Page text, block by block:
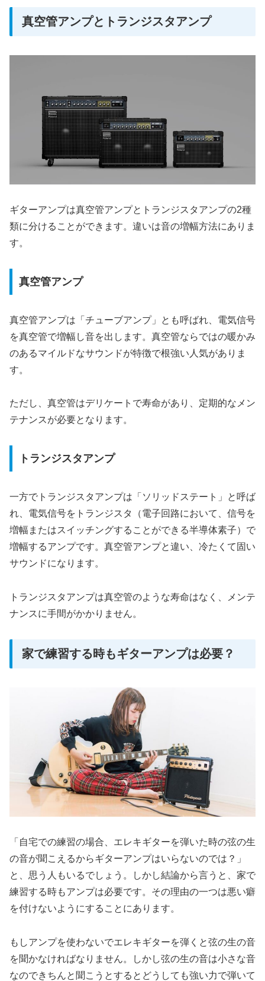
真空管アンプとトランジスタアンプ
ギターアンプは真空管アンプとトランジスタアンプの2種
類に分けることができます。違いは音の増幅方法にありま
す。
真空管アンプ
真空管アンプは「チューブアンプ」とも呼ばれ、電気信号
を真空管で増幅し音を出します。真空管ならではの暖かみ
のあるマイルドなサウンドが特徴で根強い人気がありま
す。
ただし、真空管はデリケートで寿命があり、定期的なメン
テナンスが必要となります。
トランジスタアンプ
一方でトランジスタアンプは「ソリッドステート」と呼ば
れ、電気信号をトランジスタ（電子回路において、信号を
増幅またはスイッチングすることができる半導体素子）で
増幅するアンプです。真空管アンプと違い、冷たくて固い
サウンドになります。
トランジスタアンプは真空管のような寿命はなく、メンテ
ナンスに手間がかかりません。
家で練習する時もギターアンプは必要？
「自宅での練習の場合、エレキギターを弾いた時の弦の生
の音が聞こえるからギターアンプはいらないのでは？」
と、思う人もいるでしょう。しかし結論から言うと、家で
練習する時もアンプは必要です。その理由の一つは悪い癖
を付けないようにすることにあります。
もしアンプを使わないでエレキギターを弾くと弦の生の音
を聞かなければなりません。しかし弦の生の音は小さな音
なのできちんと聞こうとするとどうしても強い力で弾いて